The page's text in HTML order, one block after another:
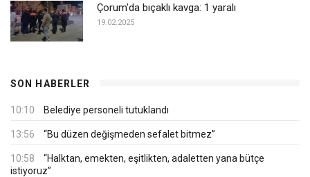
Çorum'da bıçaklı kavga: 1 yaralı
19.02.2025
SON HABERLER
10:10 Belediye personeli tutuklandı
13:56 “Bu düzen değişmeden sefalet bitmez”
10:58
“Halktan, emekten, eşitlikten, adaletten yana bütçe
istiyoruz”